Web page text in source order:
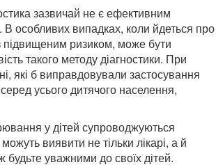
зазвичай не є ефективним
В особливих випадках, коли йдеться про
підвищеним ризиком, може бути
такого методу діагностики. При
які б виправдовували застосування
усього дитячого населення,
у дітей супроводжуються
виявити не тільки лікарі, а й
уважними до своїх дітей.